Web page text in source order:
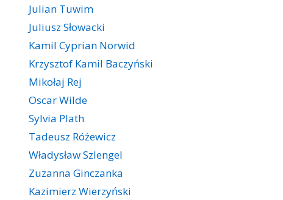
Julian Tuwim
Juliusz Słowacki
Kamil Cyprian Norwid
Krzysztof Kamil Baczyński
Mikołaj Rej
Oscar Wilde
Sylvia Plath
Tadeusz Różewicz
Władysław Szlengel
Zuzanna Ginczanka
Kazimierz Wierzyński